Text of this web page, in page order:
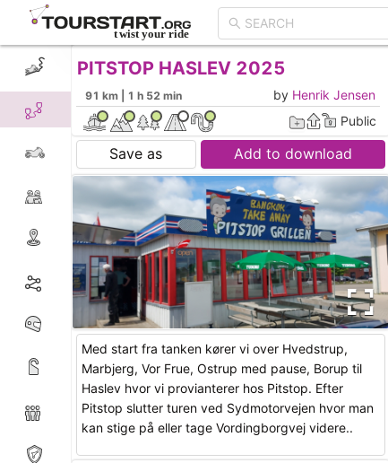
CREATE TOUR LIST
PITSTOP HASLEV 2025
91 km | 1 h 52 min by Henrik Jensen
Public
Save as Add to download
Med start fra tanken kører vi over Hvedstrup,
Marbjerg, Vor Frue, Ostrup med pause, Borup til
Haslev hvor vi provianterer hos Pitstop. Efter
Pitstop slutter turen ved Sydmotorvejen hvor man
kan stige på eller tage Vordingborgvej videre..